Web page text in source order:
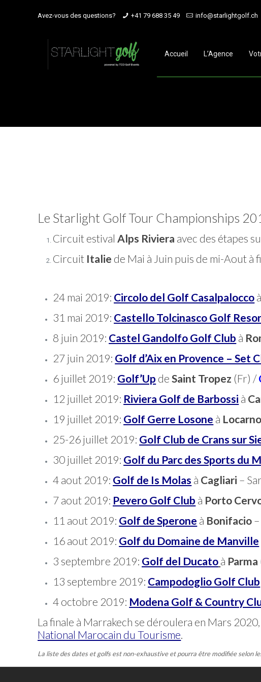
Avez-vous des questions? +41 79 688 35 49 info@starlightgolf.ch
Accueil L’Agence
Le Starlight Golf Tour Championships
Circuit estivalAlps Riviera avec des étapes
Circuit Italie de Mai à Juin puis de mi-Aout à
24 mai 2019: Circolo del Golf Casalpalocco à
31 mai 2019: Castello Tolcinasco Golf
8 juin 2019: Castel Gandolfo Golf Club à
27 juin 2019: Golf d’Aix en Provence – Set
6 juillet 2019: Golf’Up deSaint Tropez (Fr) /
12 juillet 2019: Riviera Golf de Barbossi à
19 juillet 2019: Golf Gerre Losone à Locarno
25-26 juillet 2019: Golf Club de Crans sur
30 juillet 2019: Golf du Parc des Sports du
4 aout 2019: Golf de Is Molas à Cagliari –
7 aout 2019: Pevero Golf Club à Porto
11 aout 2019: Golf de Sperone à Bonifacio
16 aout 2019: Golf du Domaine de Manville
3 septembre 2019: Golf del Ducato à Parma
13 septembre 2019: Campodoglio Golf Club
4 octobre 2019: Modena Golf & Country
La finale à Marrakech se déroulera en Mars 2020,
National Marocain du Tourisme.
La liste des dates et golfs est non-exhaustive et pourra être modifiée selon